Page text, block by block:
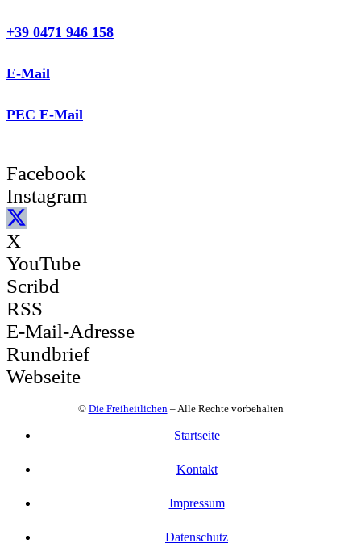
+39 0471 946 158
E-Mail
PEC E-Mail
Facebook
Instagram
X
YouTube
Scribd
RSS
E-Mail-Adresse
Rundbrief
Webseite
© Die Freiheitlichen– Alle Rechte vorbehalten
Startseite
Kontakt
Impressum
Datenschutz